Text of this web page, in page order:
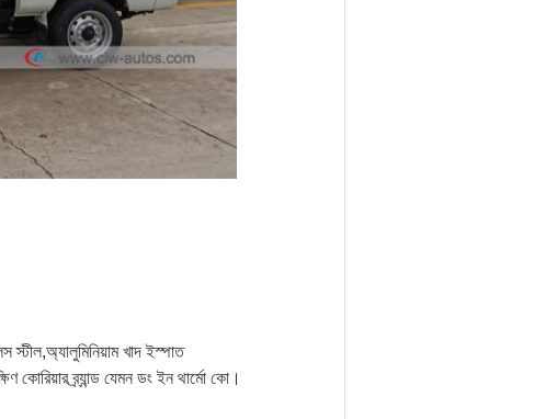
স্টীল,অ্যালুমিনিয়াম খাদ ইস্পাত
কোরিয়ার ব্র্যান্ড যেমন ডং ইন থার্মো কো।